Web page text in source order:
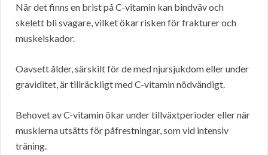
När det finns en brist på C-vitamin kan bindväv och
skelett bli svagare, vilket ökar risken för frakturer och
muskelskador.
Oavsett ålder, särskilt för de med njursjukdom eller under
graviditet, är tillräckligt med C-vitamin nödvändigt.
Behovet av C-vitamin ökar under tillväxtperioder eller när
musklerna utsätts för påfrestningar, som vid intensiv
träning.